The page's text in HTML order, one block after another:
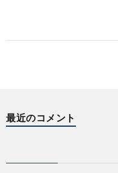
最近のコメント